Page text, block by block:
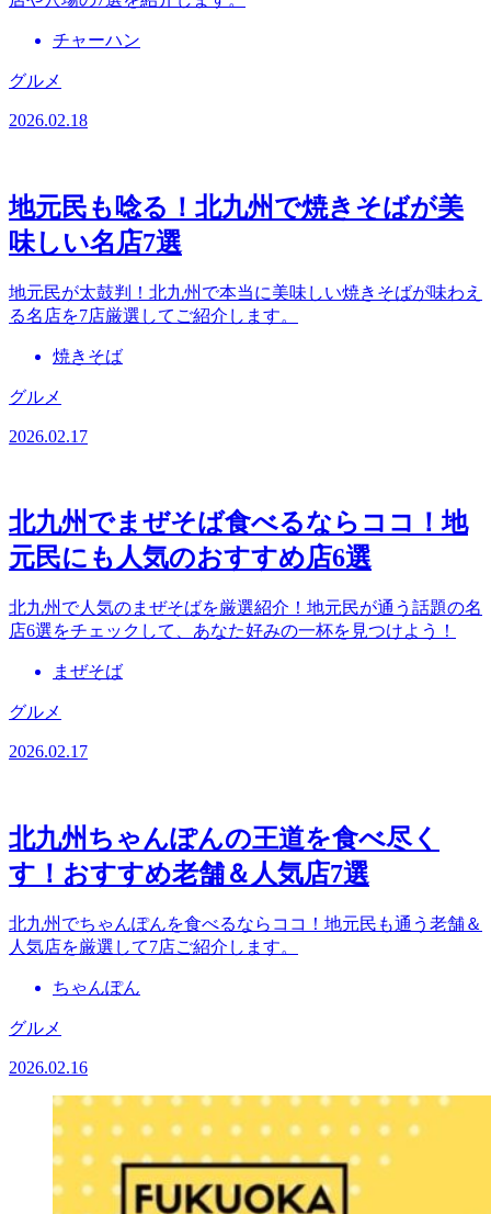
チャーハン
グルメ
2026.02.18
地元民も唸る！北九州で焼きそばが美
味しい名店7選
地元民が太鼓判！北九州で本当に美味しい焼きそばが味わえ
る名店を7店厳選してご紹介します。
焼きそば
グルメ
2026.02.17
北九州でまぜそば食べるならココ！地
元民にも人気のおすすめ店6選
北九州で人気のまぜそばを厳選紹介！地元民が通う話題の名
店6選をチェックして、あなた好みの一杯を見つけよう！
まぜそば
グルメ
2026.02.17
北九州ちゃんぽんの王道を食べ尽く
す！おすすめ老舗＆人気店7選
北九州でちゃんぽんを食べるならココ！地元民も通う老舗＆
人気店を厳選して7店ご紹介します。
ちゃんぽん
グルメ
2026.02.16